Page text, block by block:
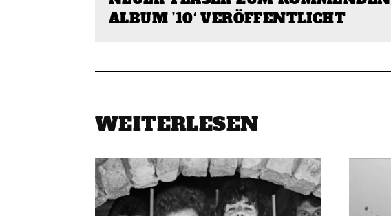
ALBUM ’10‘ VERÖFFENTLICHT
WEITERLESEN